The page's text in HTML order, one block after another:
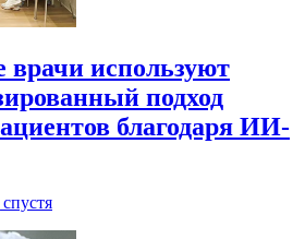
используют
подход
благодаря ИИ-